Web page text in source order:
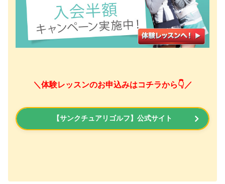
＼体験レッスンのお申込みはコチラから👇／
【サンクチュアリゴルフ】公式サイト